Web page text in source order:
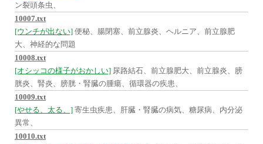
ン裂頭条虫、
10007.txt
[ウンチが出ない] 便秘、腸閉塞、前立腺炎、ヘルニア、前立腺肥
大、神経的な問題
10008.txt
[オシッコの様子がおかしい] 尿路結石、前立腺肥大、前立腺炎、膀
胱炎、腎炎、膀胱・腎臓の腫瘍、循環器の疾患、
10009.txt
[やせる、太る、] 寄生虫疾患、肝臓・腎臓の病気、糖尿病、内分泌
異常、
10010.txt